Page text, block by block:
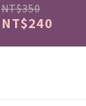
NT$350
NT$240